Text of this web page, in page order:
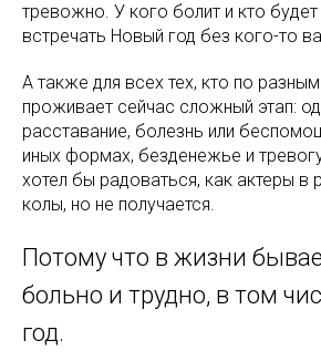
тревожно. У кого болит и кто
встречать Новый год без кого-то
А также для всех тех, кто по
проживает сейчас сложный этап:
расставание, болезнь или
иных формах, безденежье и
хотел бы радоваться, как актеры в
колы, но не получается.
Потому что в жизни
больно и трудно, в том
год.